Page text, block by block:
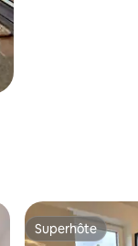
Superhôte
Superhôte